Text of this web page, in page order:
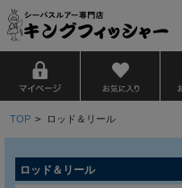
TOP > ロッド＆リール
ロッド＆リール